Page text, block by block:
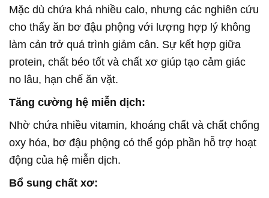
Mặc dù chứa khá nhiều calo, nhưng các nghiên cứu
cho thấy ăn bơ đậu phộng với lượng hợp lý không
làm cản trở quá trình giảm cân. Sự kết hợp giữa
protein, chất béo tốt và chất xơ giúp tạo cảm giác
no lâu, hạn chế ăn vặt.
Tăng cường hệ miễn dịch:
Nhờ chứa nhiều vitamin, khoáng chất và chất chống
oxy hóa, bơ đậu phộng có thể góp phần hỗ trợ hoạt
động của hệ miễn dịch.
Bổ sung chất xơ: